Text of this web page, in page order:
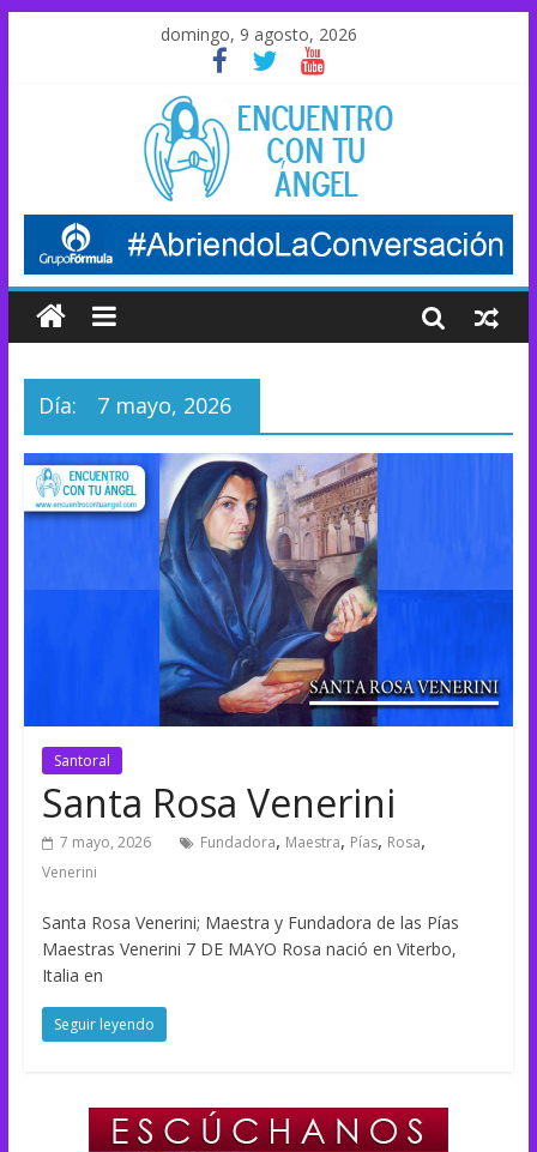
domingo, 9 agosto, 2026
Día: 7 mayo, 2026
Santoral
Santa Rosa Venerini
7 mayo, 2026 Fundadora, Maestra, Pías, Rosa,
Venerini
Santa Rosa Venerini; Maestra y Fundadora de las Pías
Maestras Venerini 7 DE MAYO Rosa nació en Viterbo,
Italia en
Seguir leyendo